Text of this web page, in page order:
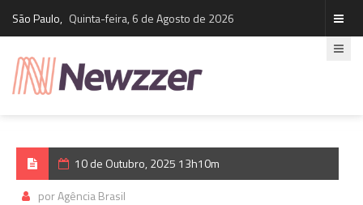
São Paulo, Quinta-feira, 6 de Agosto de 2026
10 de Outubro, 2025 13h10m
por Agência Brasil